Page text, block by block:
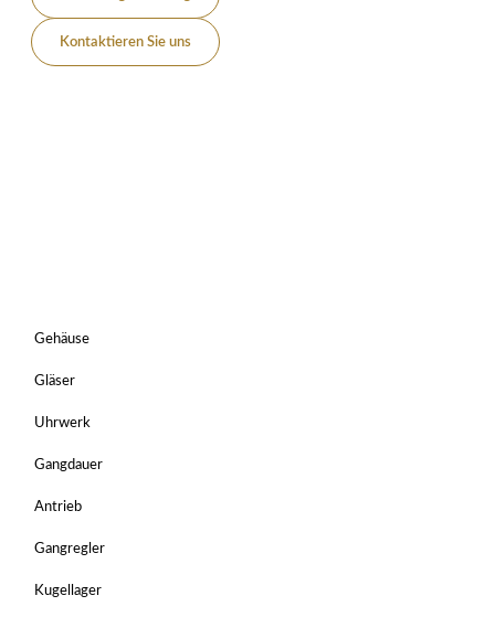
Kontaktieren Sie uns
Gehäuse
Gläser
Uhrwerk
Gangdauer
Antrieb
Gangregler
Kugellager